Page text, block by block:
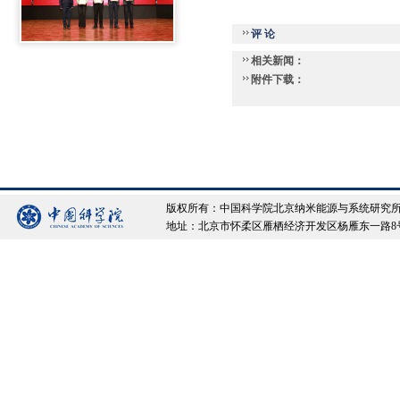
评 论
相关新闻：
附件下载：
版权所有：中国科学院北京纳米能源与系统研究
地址：北京市怀柔区雁栖经济开发区杨雁东一路8